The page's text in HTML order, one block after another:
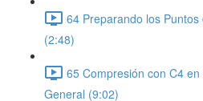
64 Preparando los
(2:48)
65 Compresión con C4
General (9:02)